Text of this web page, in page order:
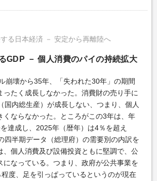
する日本経済 － 安定から再離陸へ
GDP － 個人消費のパイの持続拡大
崩壊から35年、「失われた30年」の期間
ったく成長しなかった。消費財の売り手に
国内総生産）が成長しない、つまり、個人
くならなかった。ところがこの3年は、年
達成し、2025年（暦年）は4％を超え
四半期データ（総理府）の需要別の内訳を
、個人消費及び設備投資ともに堅調で、公
になっている。つまり、政府が公共事業を
度、足を引っぱっているというのが現在